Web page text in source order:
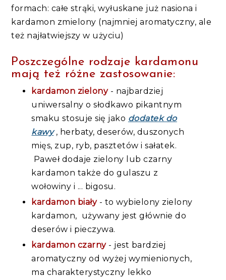
formach: całe strąki, wyłuskane już nasiona i
kardamon zmielony (najmniej aromatyczny, ale
też najłatwiejszy w użyciu)
Poszczególne rodzaje kardamonu
mają też różne zastosowanie:
kardamon zielony - najbardziej
uniwersalny o słodkawo pikantnym
smaku stosuje się jako dodatek do
kawy , herbaty, deserów, duszonych
mięs, zup, ryb, pasztetów i sałatek.
Paweł dodaje zielony lub czarny
kardamon także do gulaszu z
wołowiny i ... bigosu.
kardamon biały - to wybielony zielony
kardamon, używany jest głównie do
deserów i pieczywa.
kardamon czarny- jest bardziej
aromatyczny od wyżej wymienionych,
ma charakterystyczny lekko